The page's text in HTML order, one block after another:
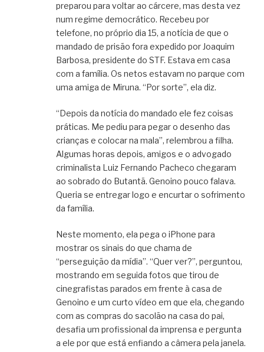
preparou para voltar ao cárcere, mas desta vez
num regime democrático. Recebeu por
telefone, no próprio dia 15, a notícia de que o
mandado de prisão fora expedido por Joaquim
Barbosa, presidente do STF. Estava em casa
com a família. Os netos estavam no parque com
uma amiga de Miruna. “Por sorte”, ela diz.
“Depois da notícia do mandado ele fez coisas
práticas. Me pediu para pegar o desenho das
crianças e colocar na mala”, relembrou a filha.
Algumas horas depois, amigos e o advogado
criminalista Luiz Fernando Pacheco chegaram
ao sobrado do Butantã. Genoino pouco falava.
Queria se entregar logo e encurtar o sofrimento
da família.
Neste momento, ela pega o iPhone para
mostrar os sinais do que chama de
“perseguição da mídia”. “Quer ver?”, perguntou,
mostrando em seguida fotos que tirou de
cinegrafistas parados em frente à casa de
Genoino e um curto vídeo em que ela, chegando
com as compras do sacolão na casa do pai,
desafia um profissional da imprensa e pergunta
a ele por que está enfiando a câmera pela janela.